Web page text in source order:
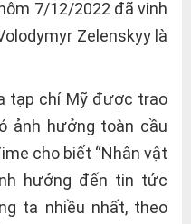
7/12/2022 đã vinh
Zelenskyy là
tạp chí Mỹ được trao
ảnh hưởng toàn cầu
cho biết “Nhân vật
hưởng đến tin tức
ta nhiều nhất, theo